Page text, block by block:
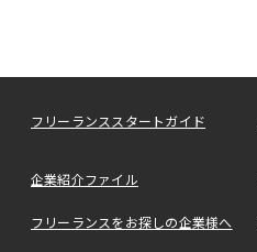
フリーランススタートガイド
企業紹介ファイル
フリーランスをお探しの企業様へ